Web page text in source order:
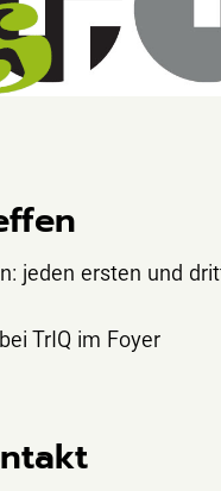
jeden ersten und
TrIQ im Foyer